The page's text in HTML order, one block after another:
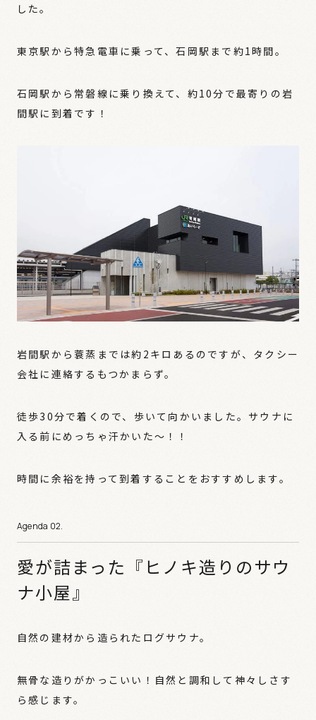
した。
東京駅から特急電車に乗って、石岡駅まで約1時間。
石岡駅から常磐線に乗り換えて、約10分で最寄りの岩
間駅に到着です！
岩間駅から蓑蒸までは約2キロあるのですが、タクシー
会社に連絡するもつかまらず。
徒歩30分で着くので、歩いて向かいました。サウナに
入る前にめっちゃ汗かいた〜！！
時間に余裕を持って到着することをおすすめします。
愛が詰まった『ヒノキ造りのサウ
ナ小屋』
自然の建材から造られたログサウナ。
無骨な造りがかっこいい！自然と調和して神々しさす
ら感じます。